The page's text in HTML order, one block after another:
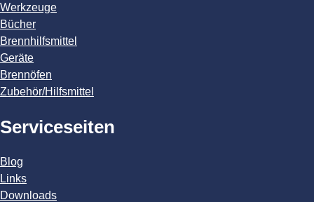
Werkzeuge
Bücher
Brennhilfsmittel
Geräte
Brennöfen
Zubehör/Hilfsmittel
Serviceseiten
Blog
Links
Downloads